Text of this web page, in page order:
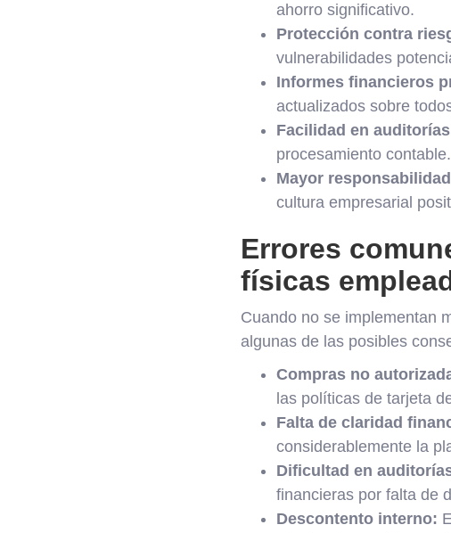
ahorro significativo.
Protección contra
vulnerabilidades
Informes financieros
actualizados sobre
Facilidad en
procesamiento contable.
Mayor
cultura empresarial
Errores
físicas
Cuando no se implementan
algunas de las posibles
Compras no
las políticas de tarjeta
Falta de claridad
considerablemente la
Dificultad en
financieras por falta de
Descontento interno: